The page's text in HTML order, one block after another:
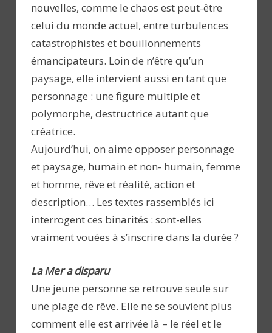
nouvelles, comme le chaos est peut-être
celui du monde actuel, entre turbulences
catastrophistes et bouillonnements
émancipateurs. Loin de n’être qu’un
paysage, elle intervient aussi en tant que
personnage : une figure multiple et
polymorphe, destructrice autant que
créatrice.
Aujourd’hui, on aime opposer personnage
et paysage, humain et non- humain, femme
et homme, rêve et réalité, action et
description… Les textes rassemblés ici
interrogent ces binarités : sont-elles
vraiment vouées à s’inscrire dans la durée ?
La Mer a disparu
Une jeune personne se retrouve seule sur
une plage de rêve. Elle ne se souvient plus
comment elle est arrivée là – le réel et le